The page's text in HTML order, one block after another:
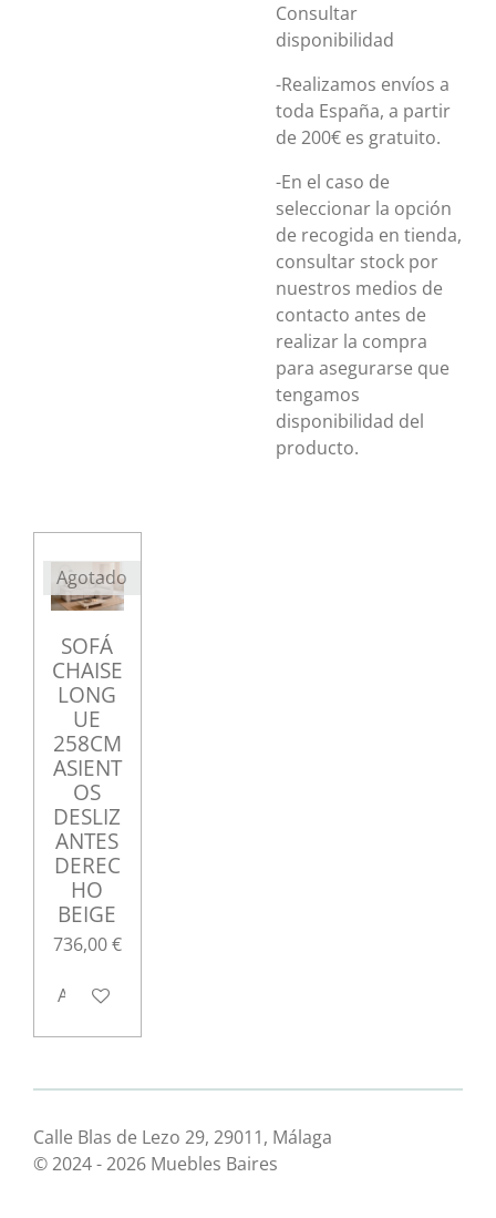
Consultar
disponibilidad
-Realizamos envíos a
toda España, a partir
de 200€ es gratuito.
-En el caso de
seleccionar la opción
de recogida en tienda,
consultar stock por
nuestros medios de
contacto antes de
realizar la compra
para asegurarse que
tengamos
disponibilidad del
producto.
Agotado
SOFÁ
CHAISE
LONG
UE
258CM
ASIENT
OS
DESLIZ
ANTES
DEREC
HO
BEIGE
736,00 €
Avisarme cuando esté disponible
Calle Blas de Lezo 29, 29011, Málaga
© 2024 - 2026 Muebles Baires